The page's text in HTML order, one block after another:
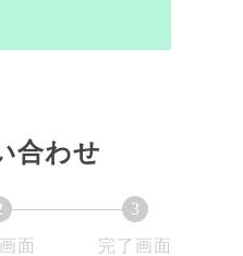
合わせ
面
3
完了画面